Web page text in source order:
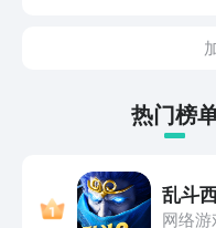
热门榜
乱斗
网络游